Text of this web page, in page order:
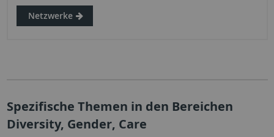
Netzwerke
Spezifische Themen in den Bereichen
Diversity, Gender, Care